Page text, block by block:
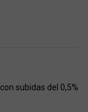
subidas del 0,5%